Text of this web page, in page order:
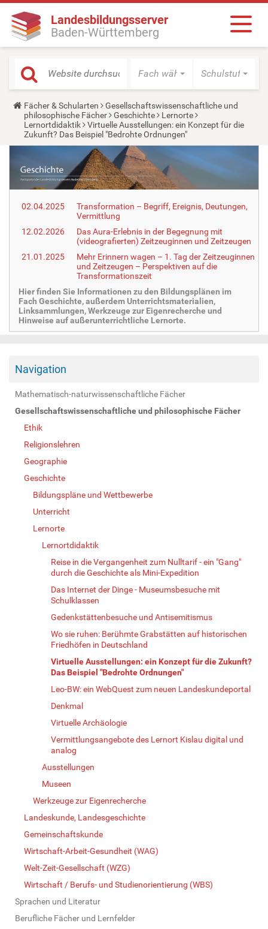
Landesbildungsserver
Baden-Württemberg
Fach wählen Schulstufe
Y
o
u
a
r
e
r
e
Fächer & Schularten
Gesellschaftswissenschaftliche und
philosophische Fächer
Geschichte
Lernorte
Lernortdidaktik
Virtuelle Ausstellungen: ein Konzept für die
Zukunft? Das Beispiel "Bedrohte Ordnungen"
02.04.2025
Transformation – Begriff, Ereignis, Deutungen,
Vermittlung
12.02.2026
Das Aura-Erlebnis in der Begegnung mit
(videografierten) Zeitzeuginnen und Zeitzeugen
21.01.2025
Mehr Erinnern wagen – 1. Tag der Zeitzeuginnen
und Zeitzeugen – Perspektiven auf die
Transformationszeit
Hier finden Sie Informationen zu den Bildungsplänen im
Fach Geschichte, außerdem Unterrichtsmaterialien,
Linksammlungen, Werkzeuge zur Eigenrecherche und
Hinweise auf außerunterrichtliche Lernorte.
Navigation
Mathematisch-naturwissenschaftliche Fächer
Gesellschaftswissenschaftliche und philosophische Fächer
Ethik
Religionslehren
Geographie
Geschichte
Bildungspläne und Wettbewerbe
Unterricht
Lernorte
Lernortdidaktik
Reise in die Vergangenheit zum Nulltarif - ein "Gang"
durch die Geschichte als Mini-Expedition
Das Internet der Dinge - Museumsbesuche mit
Schulklassen
Gedenkstättenbesuche und Antisemitismus
Wo sie ruhen: Berühmte Grabstätten auf historischen
Friedhöfen in Deutschland
Virtuelle Ausstellungen: ein Konzept für die Zukunft?
Das Beispiel "Bedrohte Ordnungen"
Leo-BW: ein WebQuest zum neuen Landeskundeportal
Denkmal
Virtuelle Archäologie
Vermittlungsangebote des Lernort Kislau digital und
analog
Ausstellungen
Museen
Werkzeuge zur Eigenrecherche
Landeskunde, Landesgeschichte
Gemeinschaftskunde
Wirtschaft-Arbeit-Gesundheit (WAG)
Welt-Zeit-Gesellschaft (WZG)
Wirtschaft / Berufs- und Studienorientierung (WBS)
Sprachen und Literatur
Berufliche Fächer und Lernfelder